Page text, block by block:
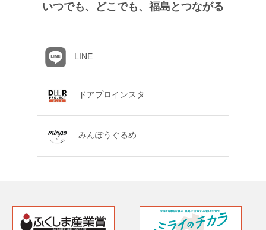
いつでも、どこでも、福島とつながる
LINE
ドアプロインスタ
みんぽうぐるめ